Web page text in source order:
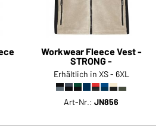
Workwear Fleece Vest -
STRONG -
Erhältlich in XS - 6XL
Art-Nr.:JN856